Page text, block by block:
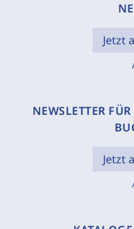
Jetzt
NEWSLETTER
Jetzt